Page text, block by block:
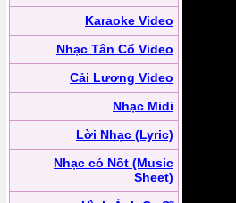
Karaoke Video
Nhạc Tân Cổ Video
Cải Lương Video
Nhạc Midi
Lời Nhạc (Lyric)
Nhạc có Nốt (Music
Sheet)